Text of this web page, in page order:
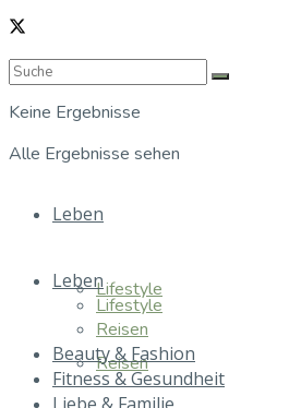
Keine Ergebnisse
Alle Ergebnisse sehen
Leben
Lifestyle
Reisen
Leben
Lifestyle
Reisen
Beauty & Fashion
Fitness & Gesundheit